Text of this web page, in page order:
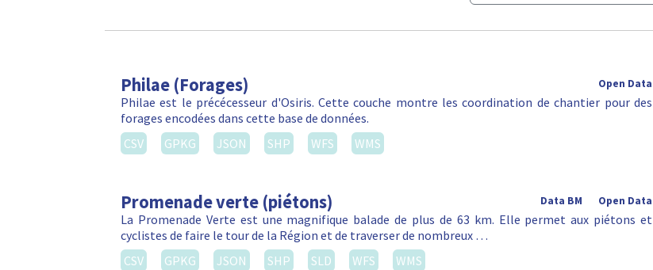
Philae (Forages) Open Data
Philae est le précécesseur d'Osiris. Cette couche montre les coordination de chantier pour des
forages encodées dans cette base de données.
CSV
GPKG JSON SHP WFS WMS
Promenade verte (piétons) Open Data
Data BM
La Promenade Verte est une magnifique balade de plus de 63 km. Elle permet aux piétons et
cyclistes de faire le tour de la Région et de traverser de nombreux …
CSV
GPKG JSON SHP SLD WFS WMS